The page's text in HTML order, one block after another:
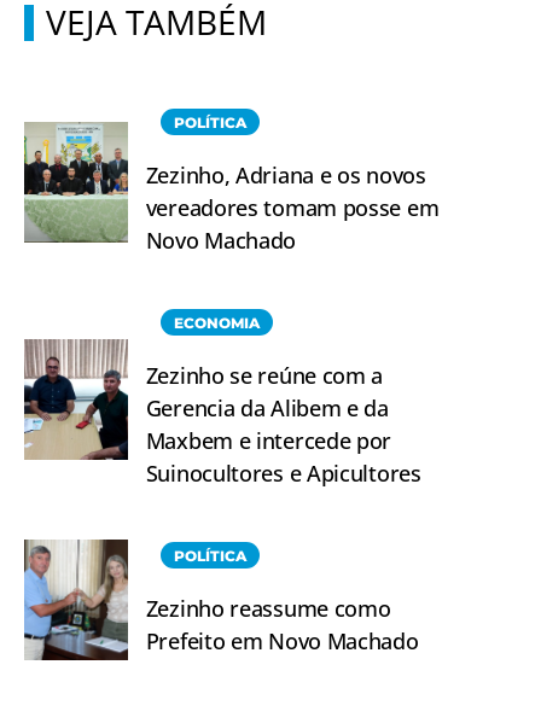
VEJA TAMBÉM
POLÍTICA
Zezinho, Adriana e os novos
vereadores tomam posse em
Novo Machado
ECONOMIA
Zezinho se reúne com a
Gerencia da Alibem e da
Maxbem e intercede por
Suinocultores e Apicultores
POLÍTICA
Zezinho reassume como
Prefeito em Novo Machado